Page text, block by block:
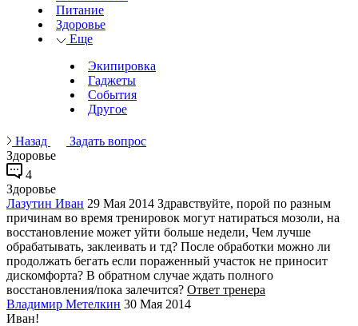
Питание
Здоровье
Еще
Экипировка
Гаджеты
События
Другое
Назад
Задать вопрос
Здоровье
4
Здоровье
Лазутин Иван 29 Мая 2014 Здравствуйте, порой по разным
причинам во время тренировок могут натираться мозоли, на
восстановление может уйти больше недели, Чем лучше
обрабатывать, заклеивать и тд? После обработки можно ли
продолжать бегать если пораженный участок не приносит
дискомфорта? В обратном случае ждать полного
восстановления/пока залечится? Ответ тренера
Владимир Метелкин 30 Мая 2014
Иван!